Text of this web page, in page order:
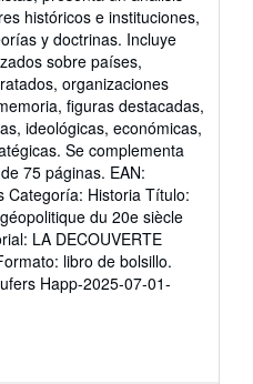
históricos e instituciones,
y doctrinas. Incluye
sobre países,
organizaciones
figuras destacadas,
ideológicas, económicas,
Se complementa
75 páginas. EAN:
Categoría: Historia Título:
du 20e siècle
LA DECOUVERTE
libro de bolsillo.
Happ-2025-07-01-